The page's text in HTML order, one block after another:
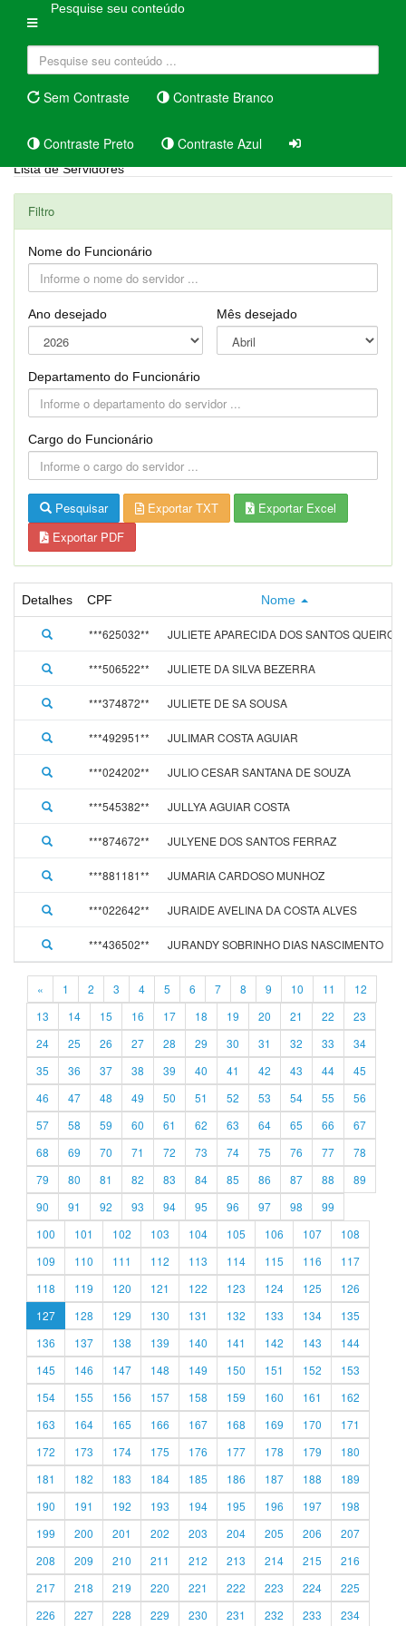
Pesquise seu conteúdo
Sem Contraste Contraste Branco
Contraste Preto Contraste Azul
Lista de Servidores
Filtro
Nome do Funcionário
Ano desejado Mês desejado
Departamento do Funcionário
Cargo do Funcionário
Pesquisar Exportar TXT
Exportar Excel
Exportar PDF
Detalhes CPF Nome
***625032** JULIETE APARECIDA DOS SANTOS QUEIROZ
***506522** JULIETE DA SILVA BEZERRA
***374872** JULIETE DE SA SOUSA
***492951** JULIMAR COSTA AGUIAR
***024202** JULIO CESAR SANTANA DE SOUZA
***545382** JULLYA AGUIAR COSTA
***874672** JULYENE DOS SANTOS FERRAZ
***881181** JUMARIA CARDOSO MUNHOZ
***022642** JURAIDE AVELINA DA COSTA ALVES
***436502** JURANDY SOBRINHO DIAS NASCIMENTO
« 1 2 3 4 5 6 7 8 9 10 11
12
13
14 15 16 17 18 19 20 21 22
23
24
25 26 27 28 29 30 31 32 33
34
35
36 37 38 39 40 41 42 43 44
45
46
47 48 49 50 51 52 53 54 55
56
57
58 59 60 61 62 63 64 65 66
67
68
69 70 71 72 73 74 75 76 77
78
79
80 81 82 83 84 85 86 87 88
89
90
91 92 93 94 95 96 97 98
99
100
101 102 103 104 105 106 107
108
109
110 111 112 113 114 115 116
117
118
119 120 121 122 123 124 125
126
127
128 129 130 131 132 133 134
135
136
137 138 139 140 141 142 143
144
145
146 147 148 149 150 151 152
153
154
155 156 157 158 159 160 161
162
163
164 165 166 167 168 169 170
171
172
173 174 175 176 177 178 179
180
181
182 183 184 185 186 187 188
189
190
191 192 193 194 195 196 197
198
199
200 201 202 203 204 205 206
207
208
209 210 211 212 213 214 215
216
217
218 219 220 221 222 223 224
225
226
227 228 229 230 231 232 233 234